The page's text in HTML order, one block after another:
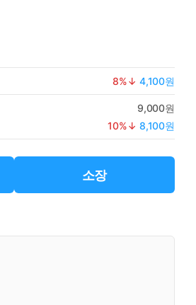
8%↓ 4,100원
9,000원
10%↓ 8,100원
소장